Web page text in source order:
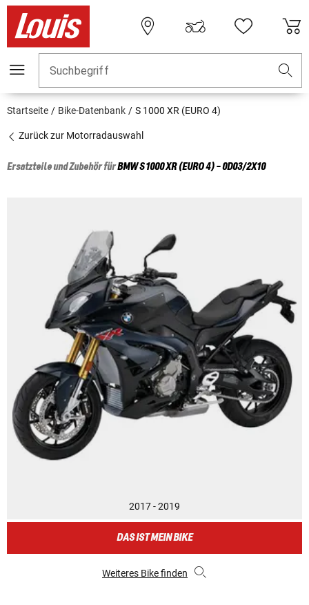
Suchbegriff
Startseite Bike-Datenbank S 1000 XR (EURO 4)
Zurück zur Motorradauswahl
Ersatzteile und Zubehör fürBMWS 1000 XR (EURO 4) - 0D03/2X10
2017 - 2019
DAS IST MEIN BIKE
Weiteres Bike finden